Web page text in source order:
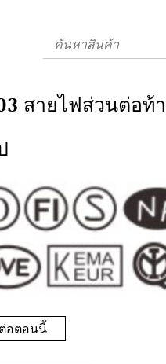
สายไฟส่วนต่อท้
อตอนนี้